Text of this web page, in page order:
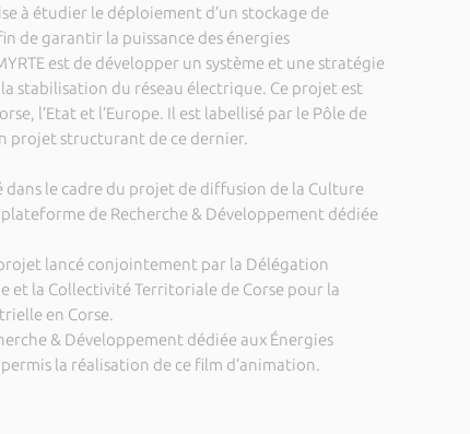
à étudier le déploiement d’un stockage de
de garantir la puissance des énergies
est de développer un système et une stratégie
stabilisation du réseau électrique. Ce projet est
l’Etat et l’Europe. Il est labellisé par le Pôle de
projet structurant de ce dernier.
le cadre du projet de diffusion de la Culture
de Recherche & Développement dédiée
projet lancé conjointement par la Délégation
et la Collectivité Territoriale de Corse pour la
en Corse.
& Développement dédiée aux Énergies
la réalisation de ce film d’animation.